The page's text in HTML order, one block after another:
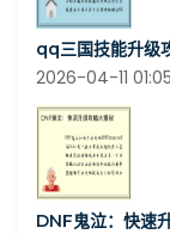
qq三国技能升级
2026-04-11
DNF鬼泣：快速